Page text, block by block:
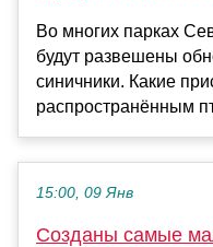
Во многих парках
будут развешены
синичники. Какие
распространённым
15:00, 09 Янв
Созданы самые